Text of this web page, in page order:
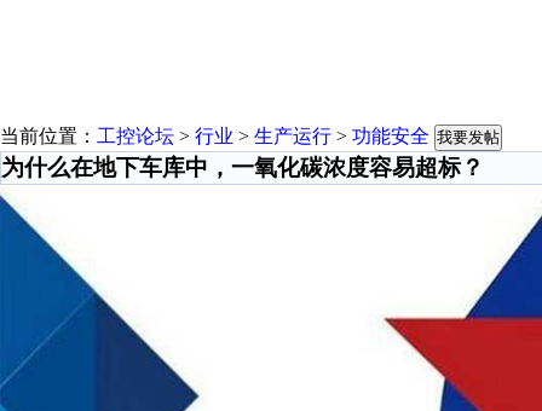
当前位置： 工控论坛 > 行业 > 生产运行 > 功能安全 我要发帖
为什么在地下车库中，一氧化碳浓度容易超标？